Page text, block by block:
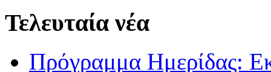
Τελευταία νέα
Πρόγραμμα Ημερίδας: